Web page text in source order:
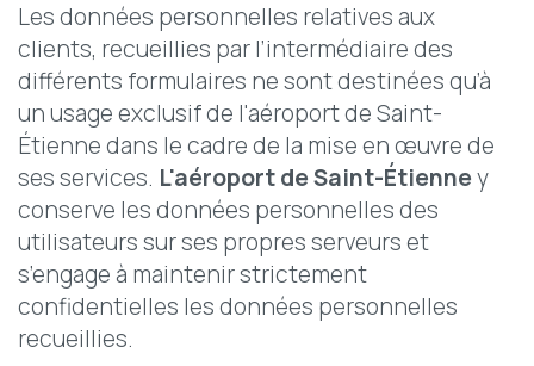
Les données personnelles relatives aux
clients, recueillies par l’intermédiaire des
différents formulaires ne sont destinées qu’à
un usage exclusif de l'aéroport de Saint-
Étienne dans le cadre de la mise en œuvre de
ses services. L'aéroport de Saint-Étienney
conserve les données personnelles des
utilisateurs sur ses propres serveurs et
s’engage à maintenir strictement
confidentielles les données personnelles
recueillies.